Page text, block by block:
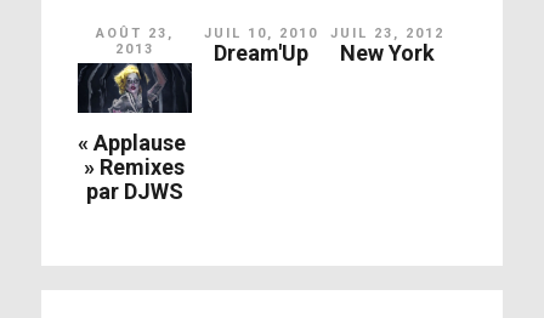
AOÛT 23,
2013
« Applause
» Remixes
par DJWS
JUIL 10, 2010
Dream'Up
JUIL 23, 2012
New York